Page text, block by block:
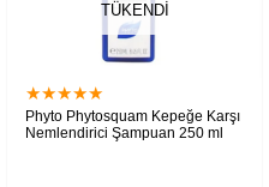
TÜKENDI
★★★★★
Phyto Phytosquam Kepeğe Karşı
Nemlendirici Şampuan 250 ml